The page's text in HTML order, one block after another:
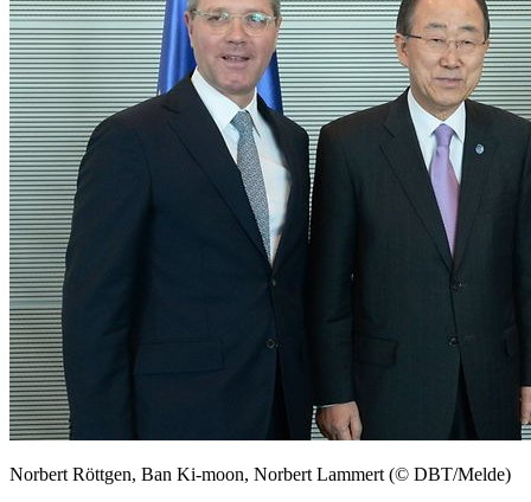
Norbert Röttgen, Ban Ki-moon, Norbert Lammert (© DBT/Melde)